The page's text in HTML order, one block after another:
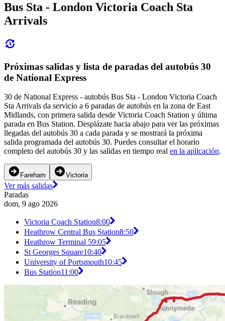
Bus Sta - London Victoria Coach Sta
Arrivals
Próximas salidas y lista de paradas del autobús 30
de National Express
30 de National Express - autobús Bus Sta - London Victoria Coach
Sta Arrivals da servicio a 6 paradas de autobús en la zona de East
Midlands, con primera salida desde Victoria Coach Station y última
parada en Bus Station. Desplázate hacia abajo para ver las próximas
llegadas del autobús 30 a cada parada y se mostrará la próxima
salida programada del autobús 30. Puedes consultar el horario
completo del autobús 30 y las salidas en tiempo real en la aplicación.
Fareham Victoria
Ver más salidas
Paradas
dom, 9 ago 2026
Victoria Coach Station8:00
Heathrow Central Bus Station8:50
Heathrow Terminal 59:05
St Georges Square10:40
University of Portsmouth10:45
Bus Station11:00